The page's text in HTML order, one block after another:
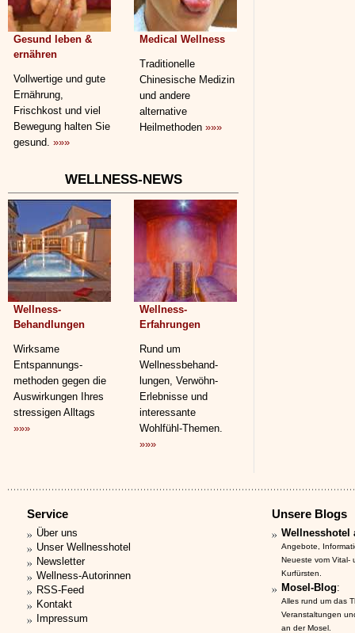
Gesund leben &
ernähren
Vollwertige und gute
Ernährung,
Frischkost und viel
Bewegung halten Sie
gesund. »»»
Medical Wellness
Traditionelle
Chinesische Medizin
und andere
alternative
Heilmethoden »»»
WELLNESS-NEWS
Wellness-
Behandlungen
Wirksame
Entspannungs­
methoden gegen die
Auswirkungen Ihres
stressigen Alltags
»»»
Wellness-
Erfahrungen
Rund um
Wellnessbehand­
lungen, Verwöhn-
Erlebnisse und
interessante
Wohlfühl-Themen.
»»»
Service
Über uns
Unser Wellnesshotel
Newsletter
Wellness-Autorinnen
RSS-Feed
Kontakt
Impressum
Unsere Blogs
Wellnesshotel
Angebote,
Neueste vom Vital-
Kurfürsten.
Mosel-Blog:
Alles rund um das
Veranstaltungen
an der Mosel.